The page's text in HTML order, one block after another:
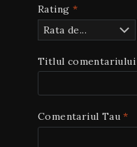
Rating *
Titlul comentariului
Comentariul Tau*